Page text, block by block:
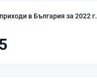
в България за 2022 г.